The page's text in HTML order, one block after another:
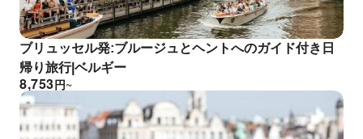
ブリュッセル発:ブルージュとヘントへのガイド付き日
帰り旅行|ベルギー
円
8,753 ~